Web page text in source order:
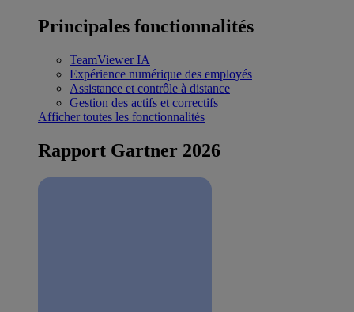
Principales fonctionnalités
TeamViewer IA
Expérience numérique des employés
Assistance et contrôle à distance
Gestion des actifs et correctifs
Afficher toutes les fonctionnalités
Rapport Gartner 2026